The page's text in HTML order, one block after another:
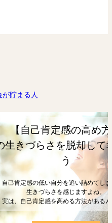
が貯まる人
の高め方】
却して幸せになろ
う
追い詰めてしまうと、
じますよね。
る方法があるんです。